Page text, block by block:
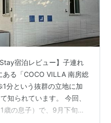
宿泊レビュー】子連れ
ある「COCO VILLA 南房総
分という抜群の立地に加
知られています。 今回、
歳の息子）で、9月下旬に